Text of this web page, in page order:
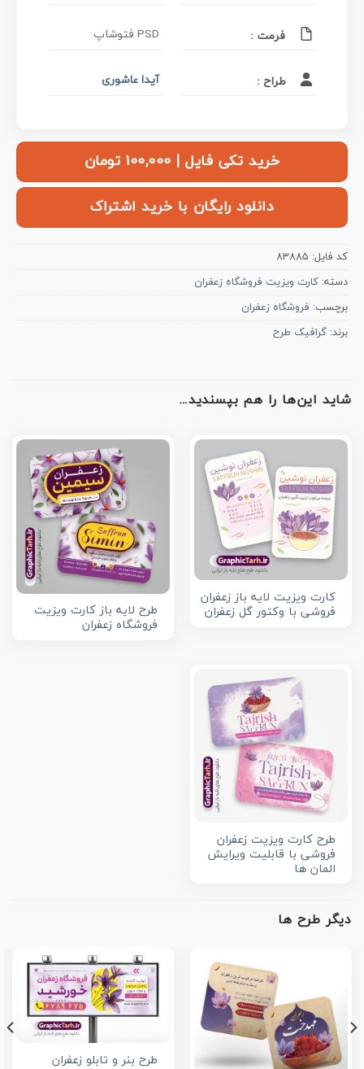
فرمت : PSD فتوشاپ
طراح : آیدا عاشوری
خرید تکی فایل | ۱۰۰,۰۰۰ تومان
دانلود رایگان با خرید اشتراک
کد فایل: 83885
دسته: کارت ویزیت فروشگاه زعفران
برچسب: فروشگاه زعفران
برند: گرافیک طرح
شاید این‌ها را هم بپسندید…
کارت ویزیت لایه باز زعفران
فروشی با وکتور گل زعفران
طرح لایه باز کارت ویزیت
فروشگاه زعفران
طرح کارت ویزیت زعفران
فروشی با قابلیت ویرایش
المان ها
دیگر طرح ها
طرح بنر و تابلو زعفران